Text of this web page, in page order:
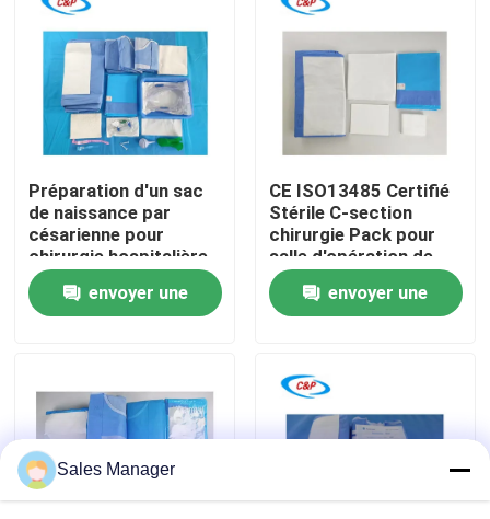
Vidéos
Le spectacle VR
À propos de nous
Visite de l'usine
Contrôle de la qualité
Nouvelles
Les affaires
Préparation d'un sac
de naissance par
césarienne pour
chirurgie hospitalière
envoyer une
CE ISO13485 Certifié
Stérile C-section
chirurgie Pack pour
salle d'opération de
l'hôpital
envoyer une
Sales Manager